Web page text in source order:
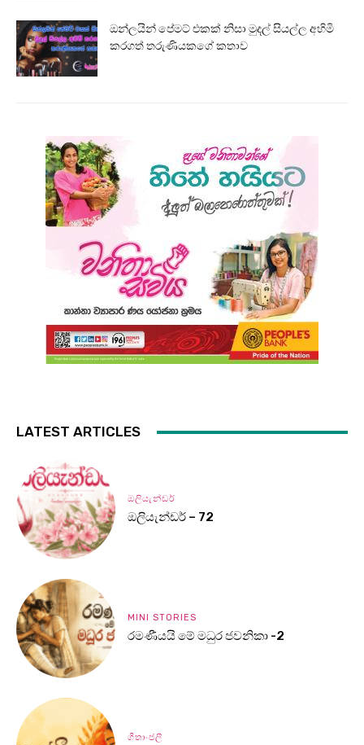
ඔන්ලයින් පේමට් එකක් නිසා මුදල් සියල්ල අහිමි
කරගත් තරුණියකගේ කතාව
LATEST ARTICLES
ඔලියැන්ඩර්
ඔලියැන්ඩර් – 72
MINI STORIES
රමණීයයි මේ මධුර ජවනිකා -2
ගීතාංජලී